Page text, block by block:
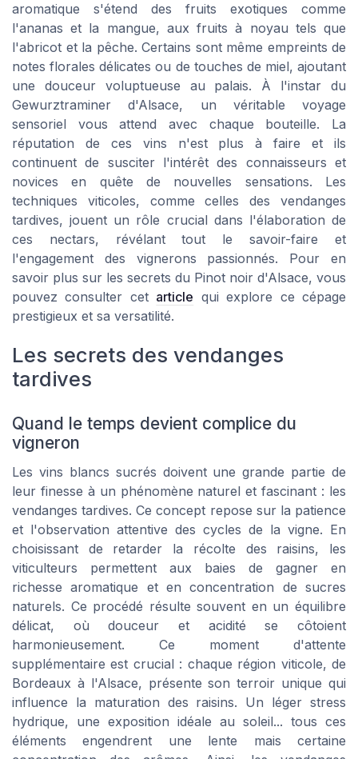
aromatique s'étend des fruits exotiques comme
l'ananas et la mangue, aux fruits à noyau tels que
l'abricot et la pêche. Certains sont même empreints de
notes florales délicates ou de touches de miel, ajoutant
une douceur voluptueuse au palais. À l'instar du
Gewurztraminer d'Alsace, un véritable voyage
sensoriel vous attend avec chaque bouteille. La
réputation de ces vins n'est plus à faire et ils
continuent de susciter l'intérêt des connaisseurs et
novices en quête de nouvelles sensations. Les
techniques viticoles, comme celles des vendanges
tardives, jouent un rôle crucial dans l'élaboration de
ces nectars, révélant tout le savoir-faire et
l'engagement des vignerons passionnés. Pour en
savoir plus sur les secrets du Pinot noir d'Alsace, vous
pouvez consulter cet article qui explore ce cépage
prestigieux et sa versatilité.
Les secrets des vendanges
tardives
Quand le temps devient complice du
vigneron
Les vins blancs sucrés doivent une grande partie de
leur finesse à un phénomène naturel et fascinant : les
vendanges tardives. Ce concept repose sur la patience
et l'observation attentive des cycles de la vigne. En
choisissant de retarder la récolte des raisins, les
viticulteurs permettent aux baies de gagner en
richesse aromatique et en concentration de sucres
naturels. Ce procédé résulte souvent en un équilibre
délicat, où douceur et acidité se côtoient
harmonieusement. Ce moment d'attente
supplémentaire est crucial : chaque région viticole, de
Bordeaux à l'Alsace, présente son terroir unique qui
influence la maturation des raisins. Un léger stress
hydrique, une exposition idéale au soleil... tous ces
éléments engendrent une lente mais certaine